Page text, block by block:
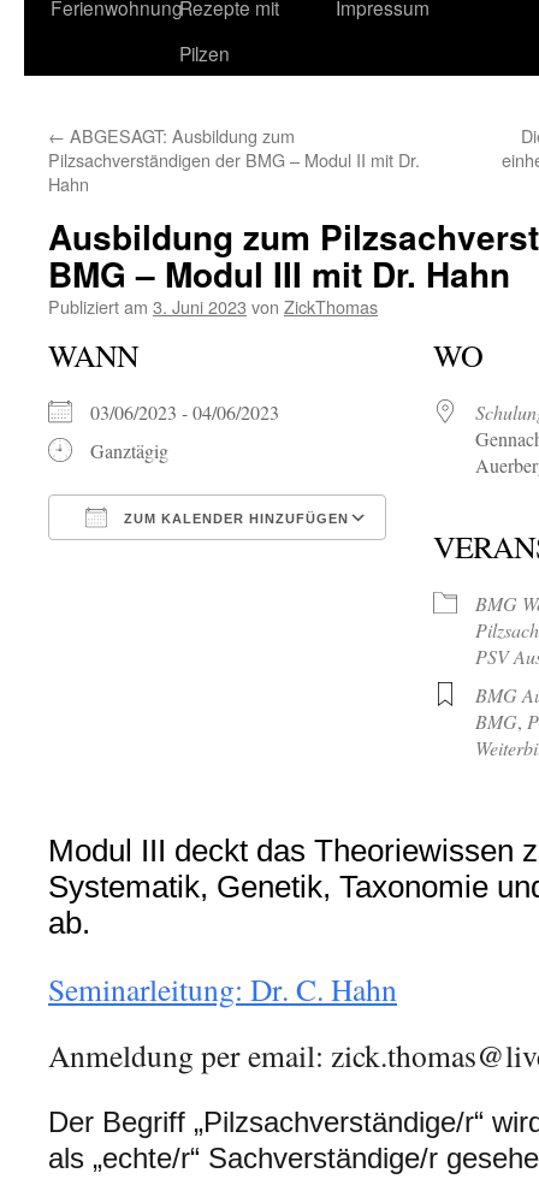
FerienwohnungRezepte mit
Pilzen
Impressum
← ABGESAGT: Ausbildung zum
Pilzsachverständigen der BMG – Modul II mit Dr.
Hahn
Ausbildung zum
BMG – Modul III mit Dr. Hahn
Publiziert am 3. Juni 2023 von ZickThomas
WANN
03/06/2023 - 04/06/2023
Ganztägig
ZUM KALENDER HINZUFÜGEN
Google Kalender
WO
BMG
PSV
BMG
BMG,
Modul III deckt das Theoriewissen
Systematik, Genetik, Taxonomie
ab.
Seminarleitung: Dr. C. Hahn
Anmeldung per email:
Der Begriff „Pilzsachverständige/r“
als „echte/r“ Sachverständige/r